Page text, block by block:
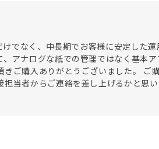
でなく、中長期でお客様に安定した運
アナログな紙での管理ではなく基本ア
ご購入ありがとうございました。 ご
当者からご連絡を差し上げるかと思い